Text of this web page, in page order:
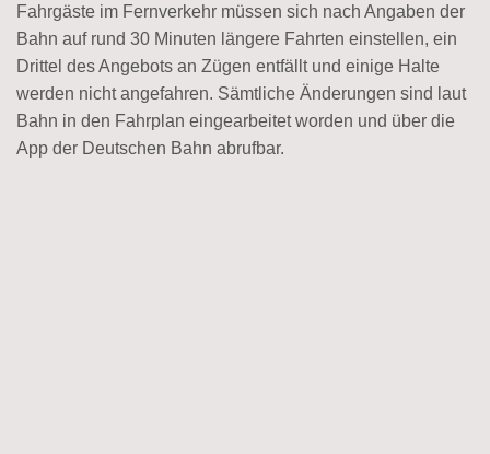
Fahrgäste im Fernverkehr müssen sich nach Angaben der
Bahn auf rund 30 Minuten längere Fahrten einstellen, ein
Drittel des Angebots an Zügen entfällt und einige Halte
werden nicht angefahren. Sämtliche Änderungen sind laut
Bahn in den Fahrplan eingearbeitet worden und über die
App der Deutschen Bahn abrufbar.